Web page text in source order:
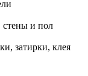
стены и пол
затирки, клея